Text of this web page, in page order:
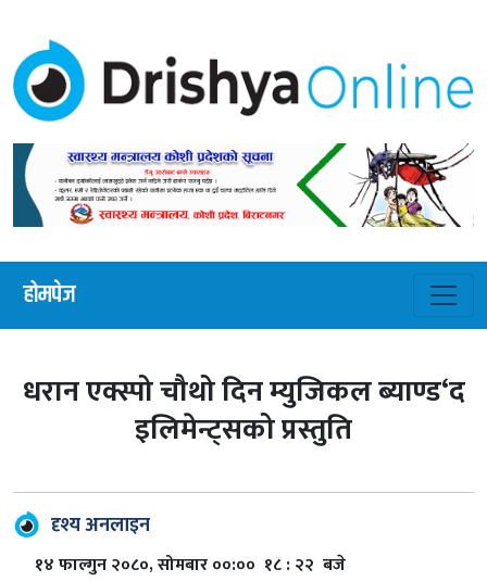
होमपेज
धरान एक्स्पो चौथो दिन म्युजिकल ब्याण्ड‘द
इलिमेन्ट्सको प्रस्तुति
दृश्य अनलाइन
१४ फाल्गुन २०८०, सोमबार ००:०० १८ : २२ बजे